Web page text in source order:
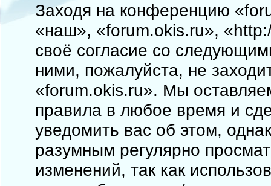
Заходя на конференцию
«наш», «forum.okis.ru»,
своё согласие со
ними, пожалуйста, не
«forum.okis.ru». Мы
правила в любое время и
уведомить вас об этом,
разумным регулярно
изменений, так как